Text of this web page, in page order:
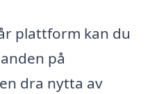
plattform kan du
på
dra nytta av